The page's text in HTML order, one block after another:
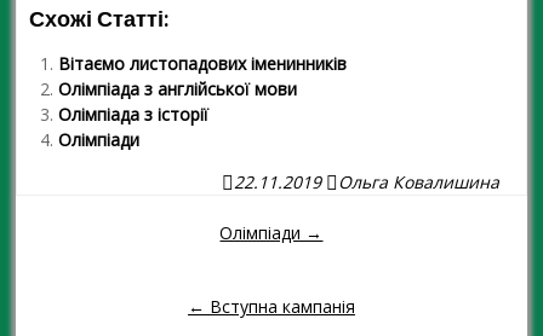
Схожі Статті:
Вітаємо листопадових іменинників
Олімпіада з англійської мови
Олімпіада з історії
Олімпіади
22.11.2019
Ольга Ковалишина
Навігація повідомленням
Олімпіади →
← Вступна кампанія